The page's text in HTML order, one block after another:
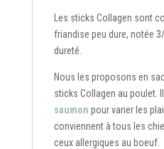
Les sticks Collagen sont
friandise peu dure, notée
dureté.
Nous les proposons en
sticks Collagen au poulet.
saumon pour varier les
conviennent à tous les
ceux allergiques au boeuf.